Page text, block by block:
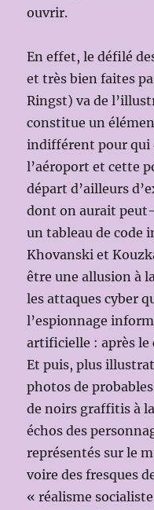
ouvrir.
En effet, le défilé
et très bien faites
Ringst) va de
constitue un
indifférent pour qui
l’aéroport et cette
départ d’ailleurs
dont on aurait
un tableau de code
Khovanski et
être une allusion à
les attaques cyber
l’espionnage
artificielle : après le
Et puis, plus
photos de
de noirs graffitis à
échos des
représentés sur le
voire des fresques
« réalisme